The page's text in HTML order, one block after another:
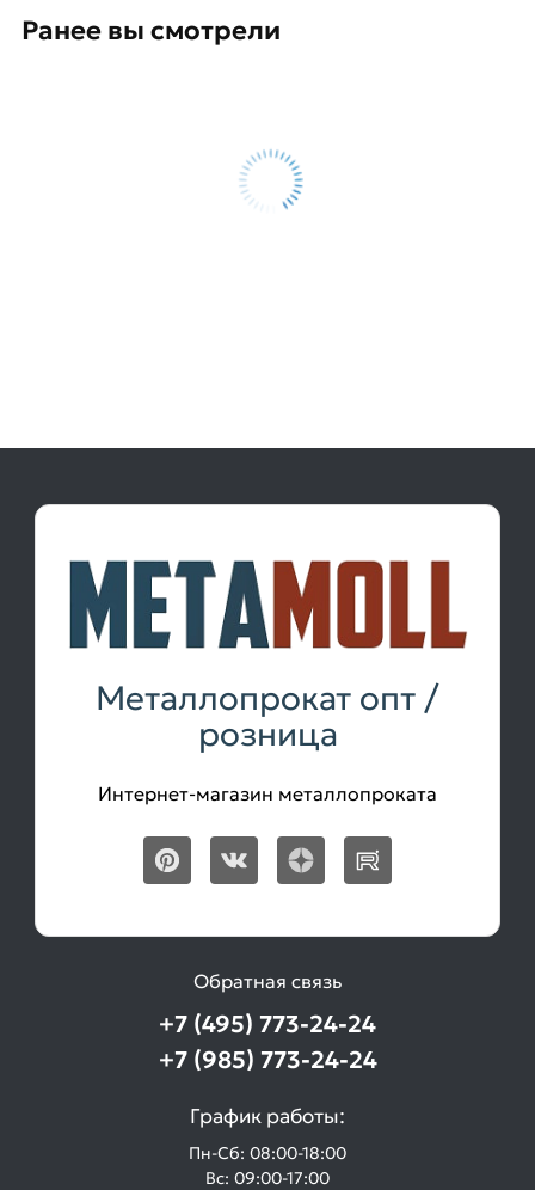
Ранее вы смотрели
Металлопрокат опт /
розница
Интернет-магазин металлопроката
Обратная связь
+7 (495) 773-24-24
+7 (985) 773-24-24
График работы:
Пн-Сб: 08:00-18:00
Вс: 09:00-17:00